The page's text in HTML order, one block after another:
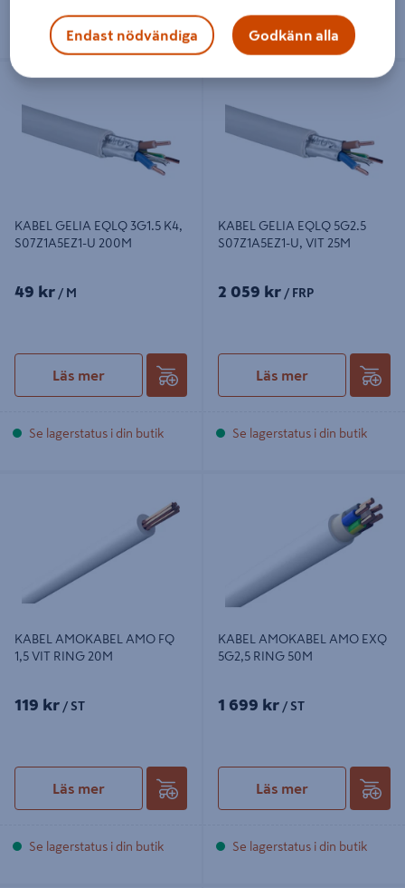
Se lagerstatus i din butik Se lagerstatus i din butik
KABEL GELIA EQLQ 3G1.5 K4,
KABEL GELIA EQLQ 3G1.5 K4,
S07Z1A5EZ1-U 200M
49 kr / M
Läs mer
Se lagerstatus i din butik
KABEL GELIA EQLQ 5G2.5
S07Z1A5EZ1-U, VIT 25M
2 059 kr / FRP
Läs mer
Se lagerstatus i din butik
KABEL AMOKABEL AMO FQ
1,5 VIT RING 20M
119 kr / ST
Läs mer
Se lagerstatus i din butik
KABEL AMOKABEL AMO EXQ
5G2,5 RING 50M
1 699 kr / ST
Läs mer
Se lagerstatus i din butik
Endast nödvändiga Godkänn alla